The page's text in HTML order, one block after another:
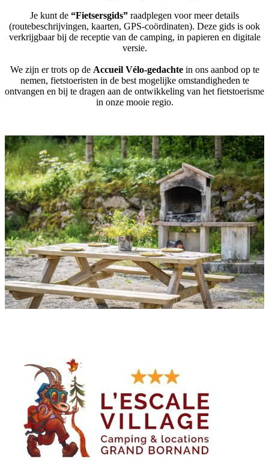
Je kunt de “Fietsersgids” raadplegen voor meer details
(routebeschrijvingen, kaarten, GPS-coördinaten). Deze gids is ook
verkrijgbaar bij de receptie van de camping, in papieren en digitale
versie.
We zijn er trots op de Accueil Vélo-gedachtein ons aanbod op te
nemen, fietstoeristen in de best mogelijke omstandigheden te
ontvangen en bij te dragen aan de ontwikkeling van het fietstoerisme
in onze mooie regio.